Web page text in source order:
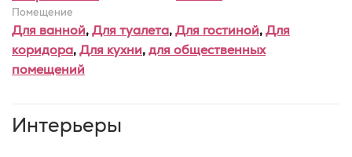
Помещение
Для ванной,Для туалета,Для гостиной,Для
коридора,Для кухни,для общественных
помещений
Интерьеры